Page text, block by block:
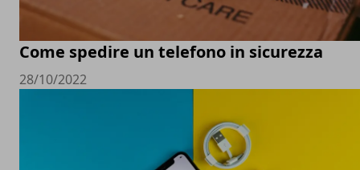
Come spedire un telefono in sicurezza
28/10/2022